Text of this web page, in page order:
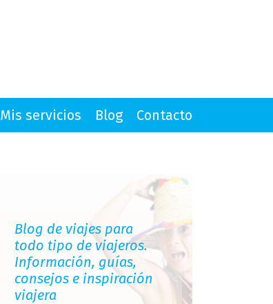
Mis servicios Blog Contacto
Blog de viajes para
todo tipo de viajeros.
Información, guías,
consejos e inspiración
viajera